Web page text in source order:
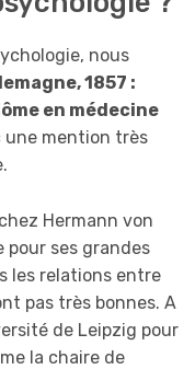
nous
1857 :
en médecine
une mention très
Hermann von
ses grandes
les relations entre
pas très bonnes. A
de Leipzig pour
la chaire de